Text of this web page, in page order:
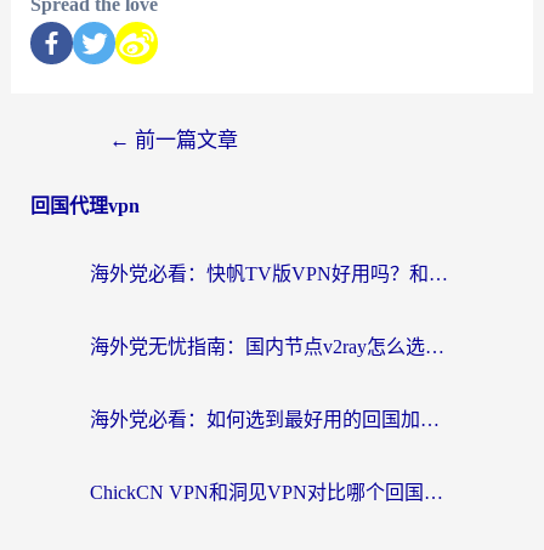
← 前一篇文章
回国代理vpn
海外党必看：快帆TV版VPN好用吗？和快游VPN对比哪个回国效果更好？附实用避坑指南
海外党无忧指南：国内节点v2ray怎么选？一键回国VPN+多场景实测帮你避坑
海外党必看：如何选到最好用的回国加速器？从节点到售后的全维度指南
ChickCN VPN和洞见VPN对比哪个回国效果更好？海外党亲测3款加速器+避坑指南